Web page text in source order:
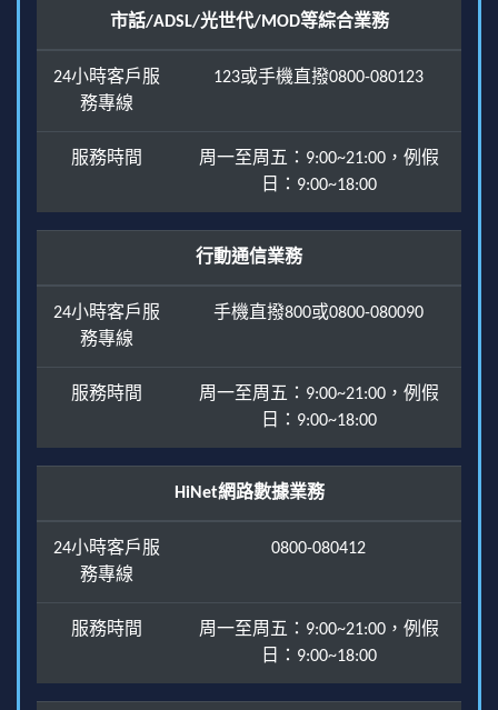
市話/ADSL/光世代/MOD等綜合業務
24小時客戶服
務專線
123或手機直撥0800-080123
服務時間
周一至周五：9:00~21:00，例假
日：9:00~18:00
行動通信業務
24小時客戶服
務專線
手機直撥800或0800-080090
服務時間
周一至周五：9:00~21:00，例假
日：9:00~18:00
HiNet網路數據業務
24小時客戶服
務專線
0800-080412
服務時間
周一至周五：9:00~21:00，例假
日：9:00~18:00